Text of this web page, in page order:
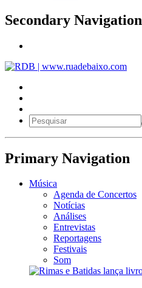
Secondary Navigation
Primary Navigation
Música
Agenda de Concertos
Notícias
Análises
Entrevistas
Reportagens
Festivais
Som